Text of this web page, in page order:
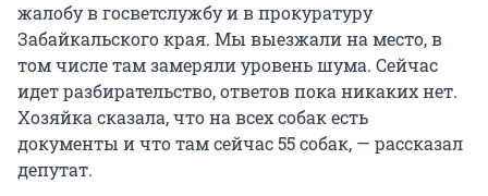
жалобу в госветслужбу и в прокуратуру
Забайкальского края. Мы выезжали на место, в
том числе там замеряли уровень шума. Сейчас
идет разбирательство, ответов пока никаких нет.
Хозяйка сказала, что на всех собак есть
документы и что там сейчас 55 собак, — рассказал
депутат.